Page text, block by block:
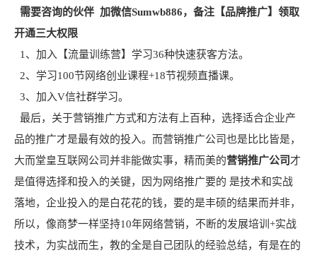
需要咨询的伙伴 加微信Sumwb886，备注【品牌推广】领取
开通三大权限
1、加入【流量训练营】学习36种快速获客方法。
2、学习100节网络创业课程+18节视频直播课。
3、加入V信社群学习。
最后，关于营销推广方式和方法有上百种，选择适合企业产
品的推广才是最有效的投入。而营销推广公司也是比比皆是，
大而堂皇互联网公司并非能做实事，精而美的营销推广公司 才
是值得选择和投入的关键，因为网络推广要的 是技术和实战
落地，企业投入的是白花花的钱，要的是丰硕的结果而并非，
所以，像商梦一样坚持10年网络营销，不断的发展培训+实战
技术，为实战而生，教的全是自己团队的经验总结，有是在的